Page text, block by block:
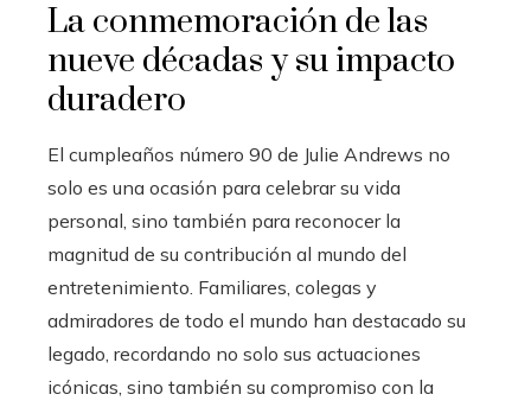
La conmemoración de las
nueve décadas y su impacto
duradero
El cumpleaños número 90 de Julie Andrews no
solo es una ocasión para celebrar su vida
personal, sino también para reconocer la
magnitud de su contribución al mundo del
entretenimiento. Familiares, colegas y
admiradores de todo el mundo han destacado su
legado, recordando no solo sus actuaciones
icónicas, sino también su compromiso con la